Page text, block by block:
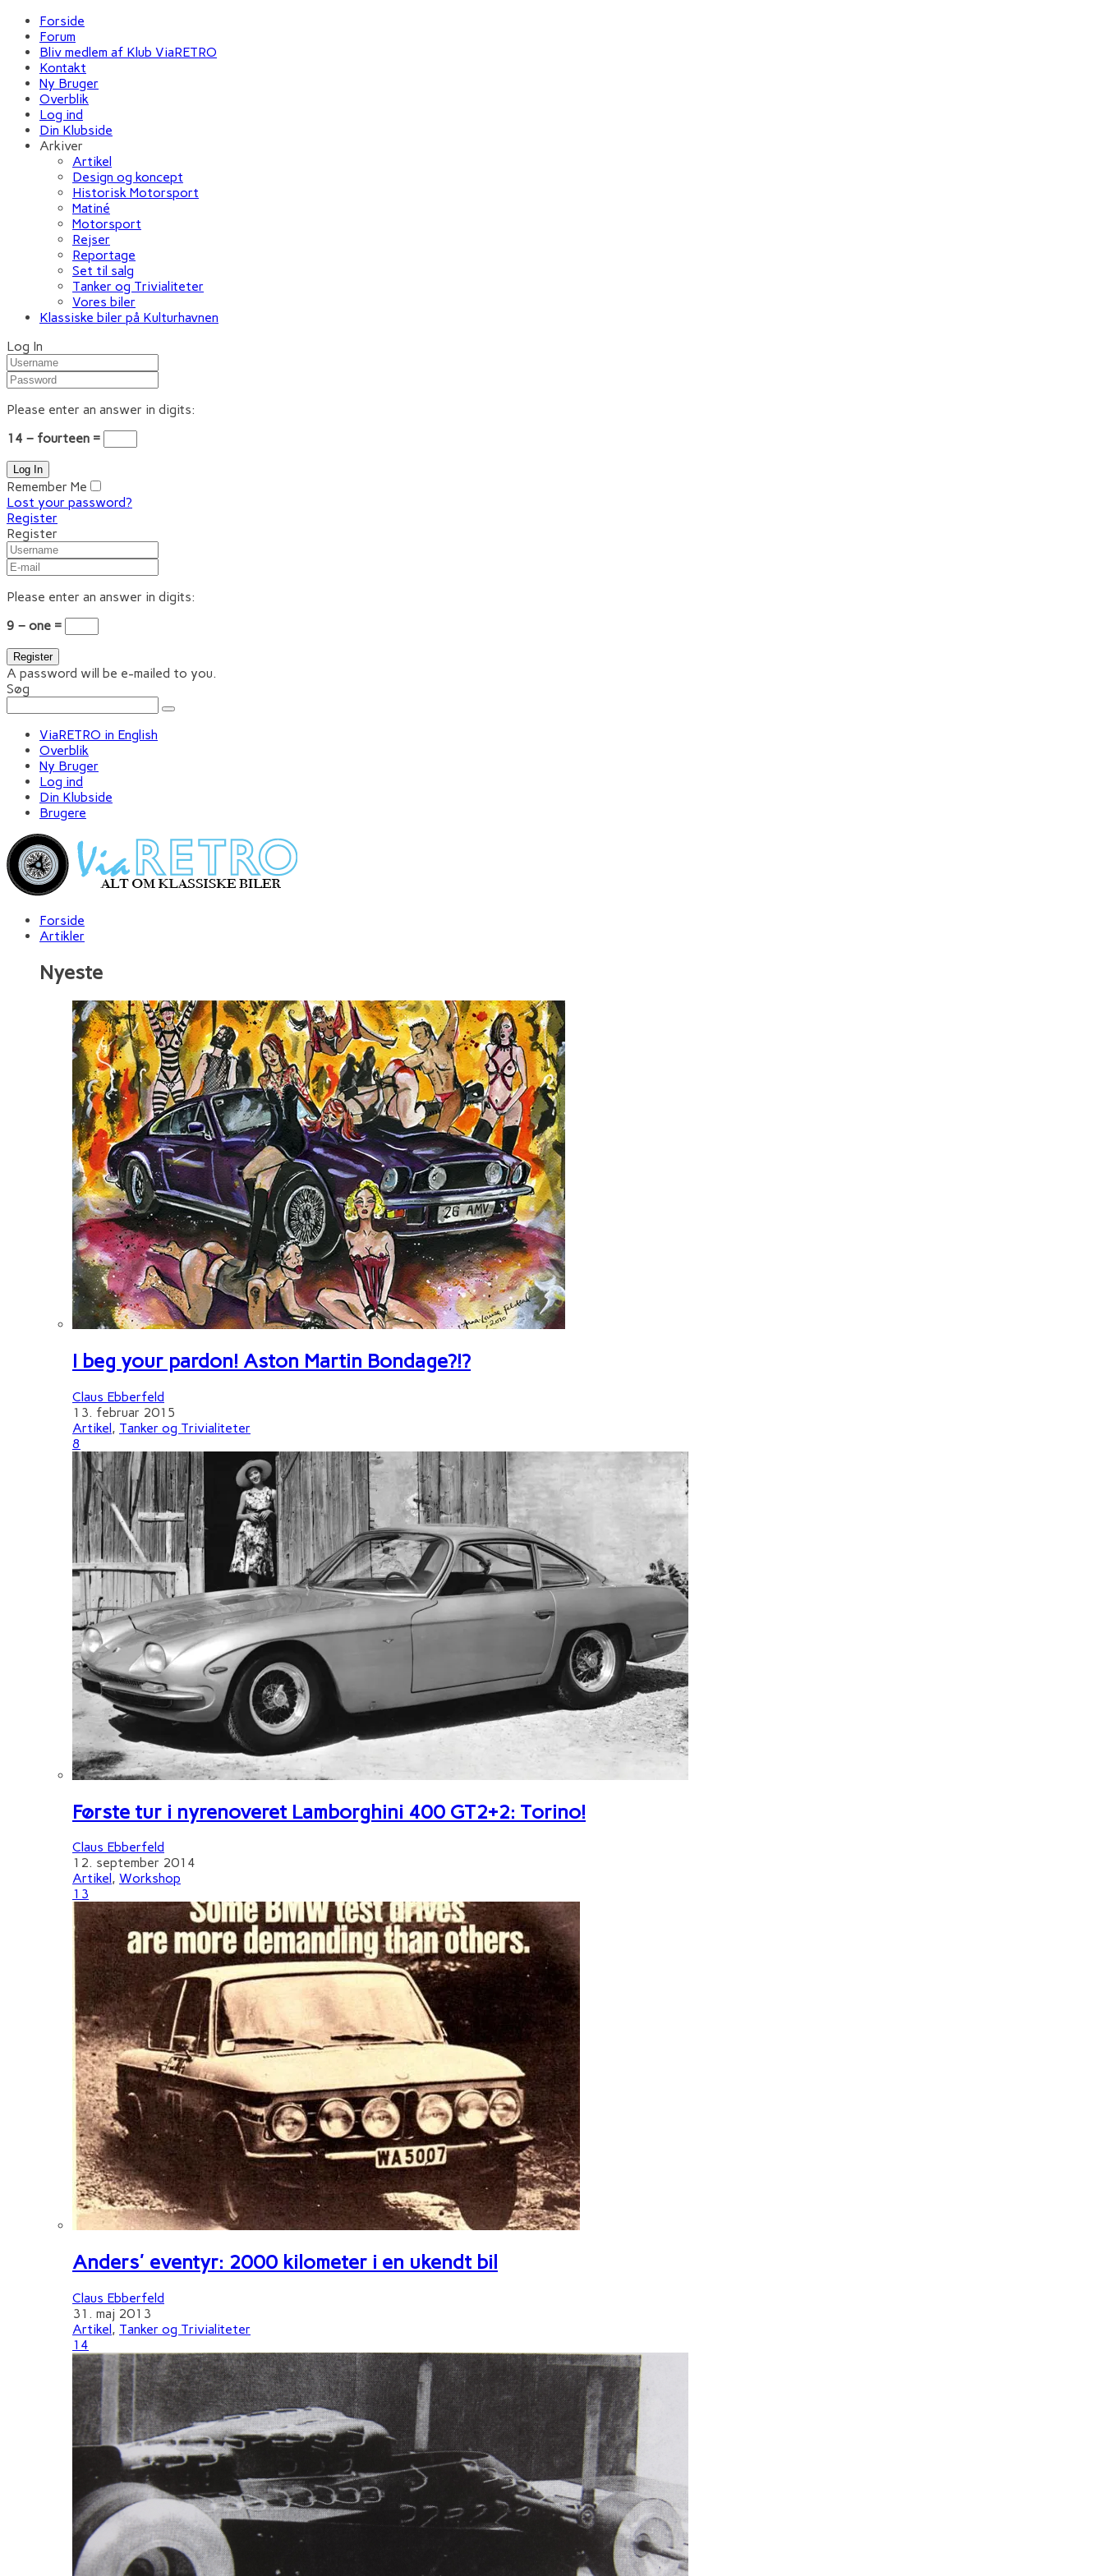
Forside
Forum
Bliv medlem af Klub ViaRETRO
Kontakt
Ny Bruger
Overblik
Log ind
Din Klubside
Arkiver
Artikel
Design og koncept
Historisk Motorsport
Matiné
Motorsport
Rejser
Reportage
Set til salg
Tanker og Trivialiteter
Vores biler
Klassiske biler på Kulturhavnen
Log In
Please enter an answer in digits:
14 − fourteen =
Remember Me
Lost your password?
Register
Register
Please enter an answer in digits:
9 − one =
A password will be e-mailed to you.
Søg
ViaRETRO in English
Overblik
Ny Bruger
Log ind
Din Klubside
Brugere
Forside
Artikler
Nyeste
I beg your pardon! Aston Martin Bondage?!?
Claus Ebberfeld
13. februar 2015
Artikel, Tanker og Trivialiteter
8
Første tur i nyrenoveret Lamborghini 400 GT2+2: Torino!
Claus Ebberfeld
12. september 2014
Artikel , Workshop
13
Anders' eventyr: 2000 kilometer i en ukendt bil
Claus Ebberfeld
31. maj 2013
Artikel , Tanker og Trivialiteter
14